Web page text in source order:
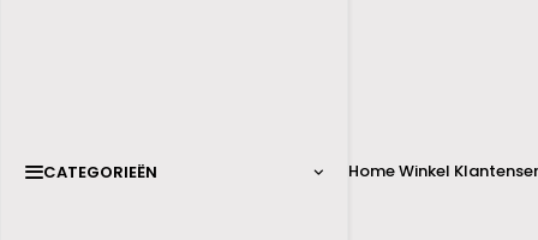
CATEGORIEËN HomeWinkel